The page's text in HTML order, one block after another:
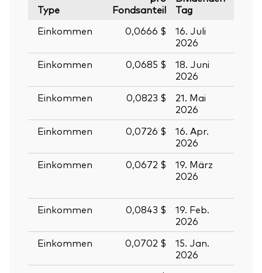
Type
Fondsanteil
Tag
Einkommen
0,0666 $
16. Juli
2026
Einkommen
0,0685 $
18. Juni
2026
Einkommen
0,0823 $
21. Mai
2026
Einkommen
0,0726 $
16. Apr.
2026
Einkommen
0,0672 $
19. März
2026
Einkommen
0,0843 $
19. Feb.
2026
Einkommen
0,0702 $
15. Jan.
2026